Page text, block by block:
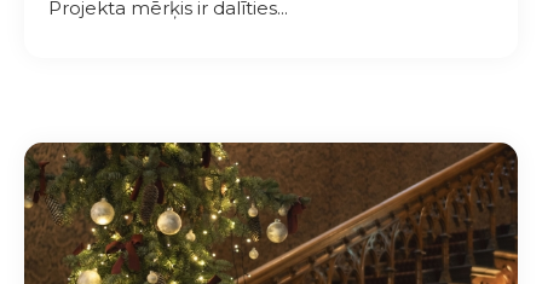
Projekta mērķis ir dalīties...